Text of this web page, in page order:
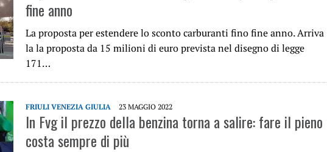
fine anno
La proposta per estendere lo sconto carburanti fino fine anno. Arriva
la la proposta da 15 milioni di euro prevista nel disegno di legge
171…
FRIULI VENEZIA GIULIA 23 MAGGIO 2022
In Fvg il prezzo della benzina torna a salire: fare il pieno
costa sempre di più